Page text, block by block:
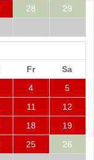
28
29
Fr
Sa
4
5
11
12
18
19
25
26